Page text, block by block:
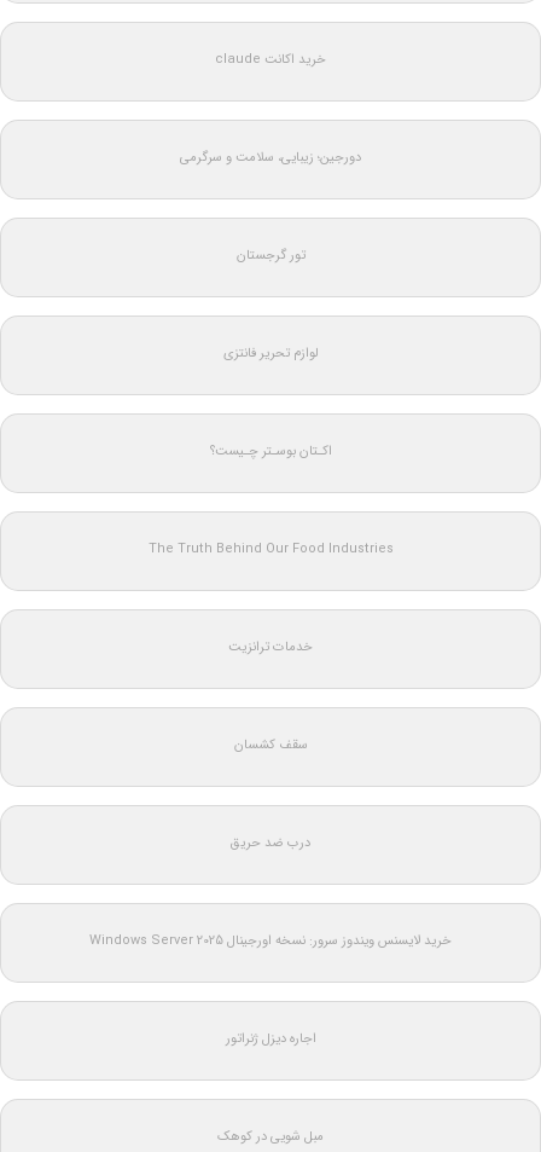
خرید اکانت claude
دورجین؛ زیبایی، سلامت و سرگرمی
تور گرجستان
لوازم تحریر فانتزی
اکـتان بوسـتر چـیست؟
The Truth Behind Our Food Industries
خدمات ترانزیت
سقف کشسان
درب ضد حریق
خرید لایسنس ویندوز سرور: نسخه اورجینال Windows Server 2025
اجاره دیزل ژنراتور
مبل شویی در کوهک